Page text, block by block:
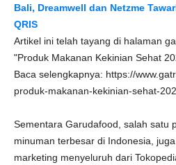
Bali, Dreamwell dan Netzme
QRIS
Artikel ini telah tayang di halaman
"Produk Makanan Kekinian Sehat
Baca selengkapnya: https://
produk-makanan-kekinian-sehat-
Sementara Garudafood, salah satu
minuman terbesar di Indonesia,
marketing menyeluruh dari